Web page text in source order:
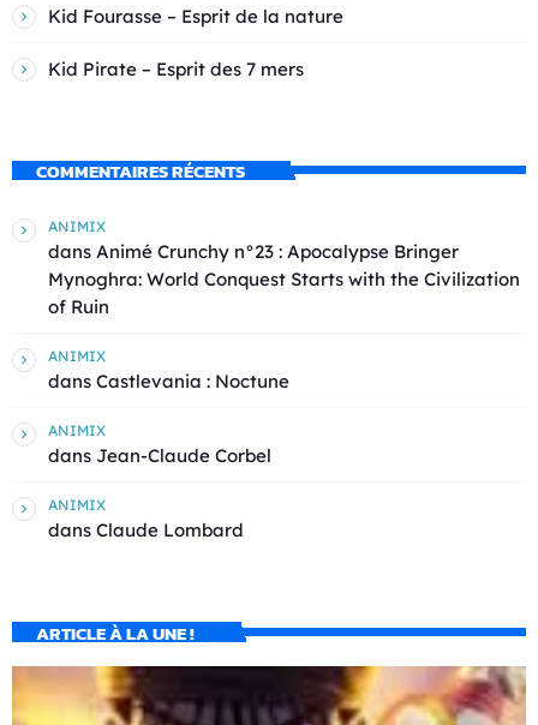
Kid Fourasse – Esprit de la nature
Kid Pirate – Esprit des 7 mers
COMMENTAIRES RÉCENTS
ANIMIX
dans Animé Crunchy n°23 : Apocalypse Bringer
Mynoghra: World Conquest Starts with the Civilization
of Ruin
ANIMIX
dans Castlevania : Noctune
ANIMIX
dans Jean-Claude Corbel
ANIMIX
dans Claude Lombard
ARTICLE À LA UNE !